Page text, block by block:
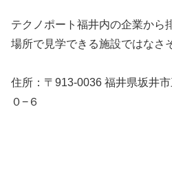
テクノポート福井内の企業から
場所で見学できる施設ではなさ
住所：〒913-0036 福井県坂井
０−６